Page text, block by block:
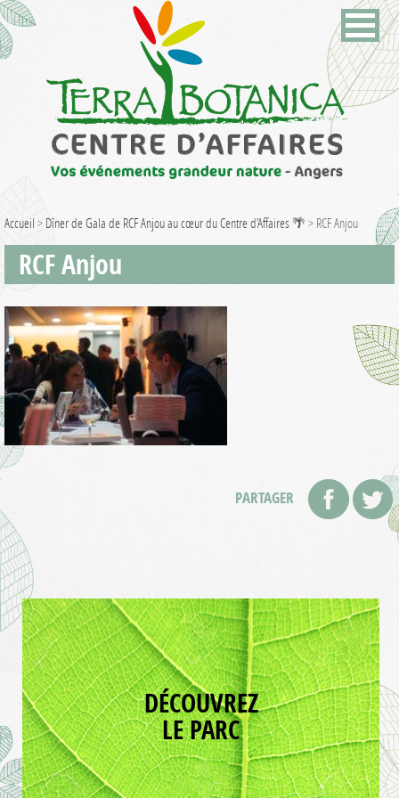
Accueil > Dîner de Gala de RCF Anjou au cœur du Centre d’Affaires 🌴 > RCF Anjou
RCF Anjou
PARTAGER
DÉCOUVREZ
LE PARC